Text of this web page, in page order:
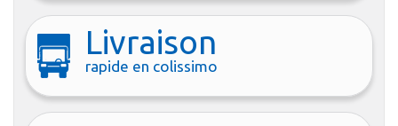
Livraison
rapide en colissimo